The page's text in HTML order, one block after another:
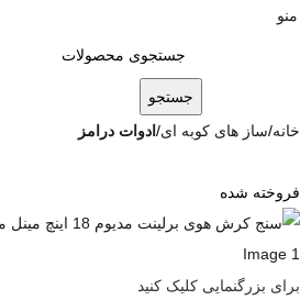
منو
جستجو
خانه ساز های کوبه ای ادوات درامز
فروخته شده
برای بزرگنمایی کلیک کنید